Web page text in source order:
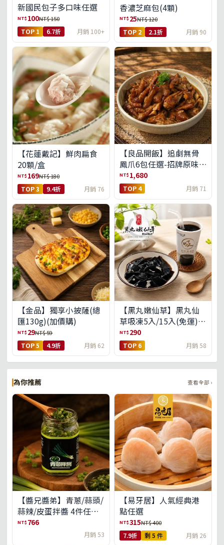
新國民包子多口味任選
NT$ 100NT$ 150
TOP 1 6.7折 月銷 100+
香濃芝麻包(4顆)
NT$ 25NT$ 120
TOP 2 2.1折 月銷 90
【花蓮戴記】鮮肉扁食
20顆/盒
NT$ 169NT$ 180
TOP 3 9.4折 月銷 76
【良品開飯】追劇無骨
鳳爪6包任選-招牌原味/
濃濃蒜香/過癮麻辣(免運
組)
NT$ 1,680
TOP 4 月銷 71
【金品】獨享小披薩(總
匯130g)(加價購)
NT$ 29NT$ 59
TOP 5 4.9折 月銷 62
【黑丸嫩仙草】黑丸仙
草吸凍5入/15入(免運)
(預購中8/14出貨)
NT$ 290
TOP 6 月銷 58
為你推薦 查看全部 ›
【醬兄醬弟】青蔥/蒜頭/
蒜辣/皮蛋拌醬 4件任選
(免運組)
NT$ 766
月銷 53
【易牙居】人氣經典港
點任選
NT$315NT$ 400
7.9折 剩 5 件 月銷 26